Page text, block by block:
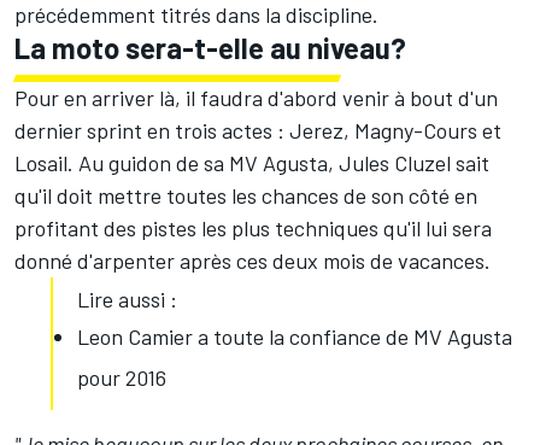
précédemment titrés dans la discipline.
La moto sera-t-elle au niveau?
Pour en arriver là, il faudra d'abord venir à bout d'un
dernier sprint en trois actes : Jerez, Magny-Cours et
Losail. Au guidon de sa MV Agusta, Jules Cluzel sait
qu'il doit mettre toutes les chances de son côté en
profitant des pistes les plus techniques qu'il lui sera
donné d'arpenter après ces deux mois de vacances.
Lire aussi :
Leon Camier a toute la confiance de MV Agusta
pour 2016